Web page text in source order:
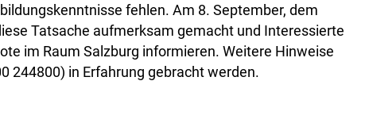
fehlen. Am 8. September, dem
Tatsache aufmerksam gemacht und Interessierte
im Raum Salzburg informieren. Weitere Hinweise
244800) in Erfahrung gebracht werden.